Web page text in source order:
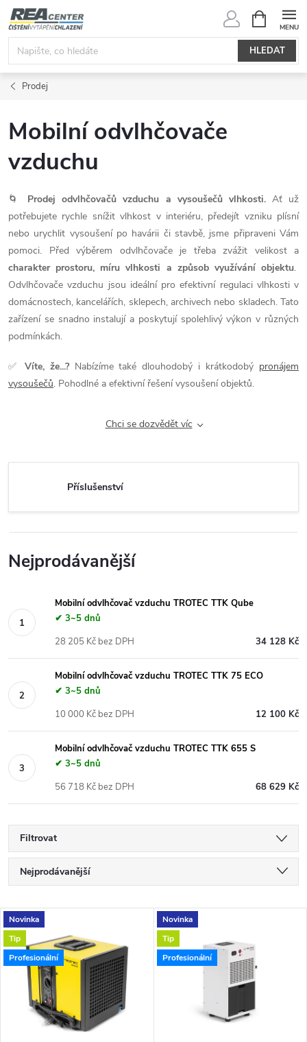
Přejít
na
obsah
HLEDAT
NÁKUPNÍ
KOŠÍK
Prodej
Mobilní odvlhčovače
vzduchu
🌀 Prodej odvlhčovačů vzduchu a vysoušečů vlhkosti.Ať už
potřebujete rychle snížit vlhkost v interiéru, předejít vzniku plísní
nebo urychlit vysoušení po havárii či stavbě, jsme připraveni Vám
pomoci. Před výběrem odvlhčovače je třeba zvážit velikost a
charakter prostoru, míru vlhkosti a způsob využívání objektu.
Odvlhčovače vzduchu jsou ideální pro efektivní regulaci vlhkosti v
domácnostech, kancelářích, sklepech, archivech nebo skladech. Tato
zařízení se snadno instalují a poskytují spolehlivý výkon v různých
podmínkách.
✅ Víte, že...?Nabízíme také dlouhodobý i krátkodobý pronájem
vysoušečů. Pohodlné a efektivní řešení vysoušení objektů.
Chci se dozvědět víc
Příslušenství
Nejprodávanější
Mobilní odvlhčovač vzduchu TROTEC TTK Qube
✔ 3~5 dnů
34 128 Kč
28 205 Kč bez DPH
Mobilní odvlhčovač vzduchu TROTEC TTK 75 ECO
✔ 3~5 dnů
12 100 Kč
10 000 Kč bez DPH
Mobilní odvlhčovač vzduchu TROTEC TTK 655 S
✔ 3~5 dnů
68 629 Kč
56 718 Kč bez DPH
Filtrovat
Ř
a
z
e
Nejprodávanější
Nejdražší
Abecedně
V
ý
Novinka
Tip
Profesionální
Novinka
Tip
Profesionální